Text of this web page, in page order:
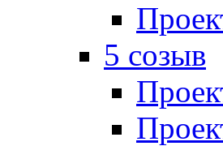
5 созыв